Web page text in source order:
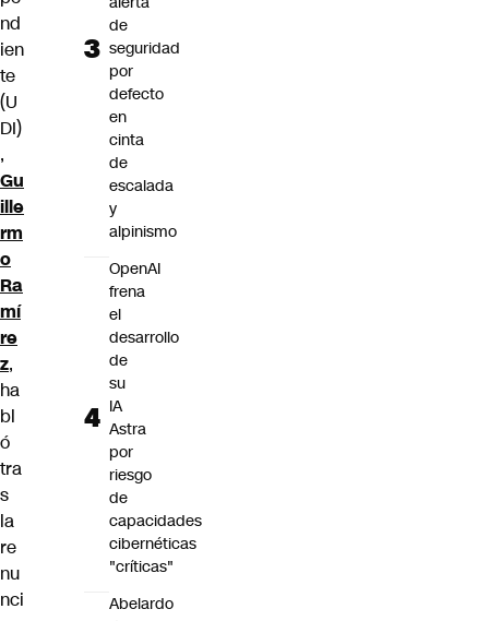
nd
ien
te
(U
DI)
,
Gu
ille
rm
o
Ra
mí
re
z,
ha
bl
ó
tra
s
la
re
nu
nci
de
seguridad
por
defecto
en
cinta
de
escalada
y
alpinismo
OpenAI
frena
el
desarrollo
de
su
IA
Astra
por
riesgo
de
capacidades
cibernéticas
"críticas"
Abelardo